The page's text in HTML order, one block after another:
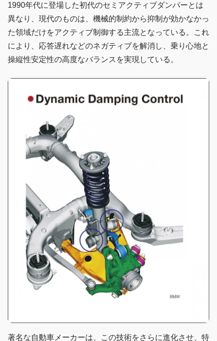
1990年代に登場した初代のセミアクティブダンパーとは
異なり、現代のものは、機械的制約から抑制が効かなかっ
た領域だけをアクティブ制御する主流となっている。これ
により、応答遅れなどのネガティブを解消し、乗り心地と
操縦性安定性の高度なバランスを実現している。
著名な自動車メーカーは、この技術をさらに進化させ、特